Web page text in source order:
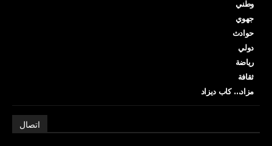
وطني
جهوي
حوادث
دولي
رياضة
ثقافة
مزاد… كاب ديزاد
اتصال